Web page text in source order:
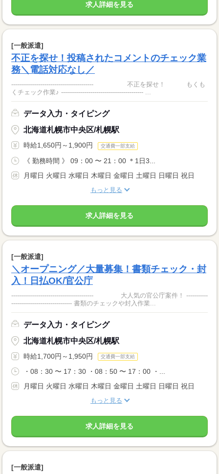
求人詳細を見る
[一般派遣]
不正を探せ！投稿されたコメントのチェック業
務＼電話対応なし／
------------------------------------------ 不正を探せ！ もくも
くチェック作業♪ ------------------------------------------ ...
データ入力・タイピング
北海道札幌市中央区/札幌駅
時給1,650円～1,900円 交通費一部支給
《 勤務時間 》 09：00 〜 21：00 ＊1日3...
月曜日 火曜日 水曜日 木曜日 金曜日 土曜日 日曜日 祝日
もっと見る
求人詳細を見る
[一般派遣]
＼オープニング／大量募集！書類チェック・封
入！日払OK/官公庁
------------------------------------------ 大人気の官公庁案件！ -----------
------------------------------- 書類のチェックや封入作業...
データ入力・タイピング
北海道札幌市中央区/札幌駅
時給1,700円～1,950円 交通費一部支給
・08：30 〜 17：30 ・08：50 〜 17：00 ・...
月曜日 火曜日 水曜日 木曜日 金曜日 土曜日 日曜日 祝日
もっと見る
求人詳細を見る
[一般派遣]